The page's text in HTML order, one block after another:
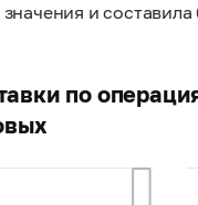
и составила
по